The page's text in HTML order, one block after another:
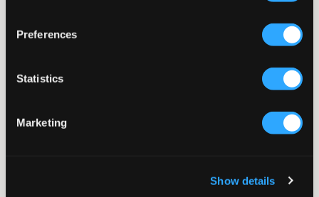
Preferences
Statistics
Marketing
Show details
hoog en verstelbaar voor optimaal comfort en pasvorm. De
benen zijn recht en wijd en de gulp bestaat uit een knoop en
de winter en lente. Combineer deze jeans gerust met een
Vijfzakkenmodel